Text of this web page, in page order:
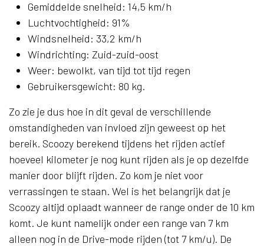
Gemiddelde snelheid: 14,5 km/h
Luchtvochtigheid: 91%
Windsnelheid: 33,2 km/h
Windrichting: Zuid-zuid-oost
Weer: bewolkt, van tijd tot tijd regen
Gebruikersgewicht: 80 kg.
Zo zie je dus hoe in dit geval de verschillende
omstandigheden van invloed zijn geweest op het
bereik. Scoozy berekend tijdens het rijden actief
hoeveel kilometer je nog kunt rijden als je op dezelfde
manier door blijft rijden. Zo kom je niet voor
verrassingen te staan. Wel is het belangrijk dat je
Scoozy altijd oplaadt wanneer de range onder de 10 km
komt. Je kunt namelijk onder een range van 7 km
alleen nog in de Drive-mode rijden (tot 7 km/u). De